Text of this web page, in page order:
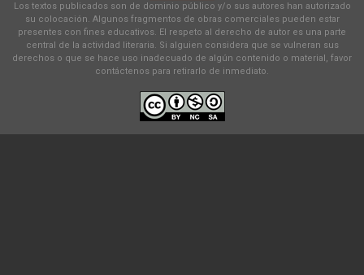
Los textos publicados son de dominio público y/o sus autores han autorizado
su colocación. Algunos fragmentos de obras comerciales pueden estar
presentes con fines educativos. El respeto al derecho de autor es una parte
central de la actividad literaria. Si alguien considera que se vulneran sus
derechos o que se hace uso inadecuado de algún contenido o material, favor
contáctenos para retirarlo de inmediato.